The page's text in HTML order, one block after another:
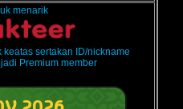
menarik
sertakan ID/nickname
Premium member